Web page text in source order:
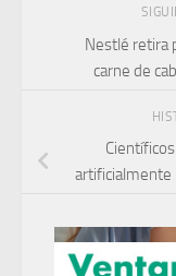
Nestlé retira
carne de
artificialmente